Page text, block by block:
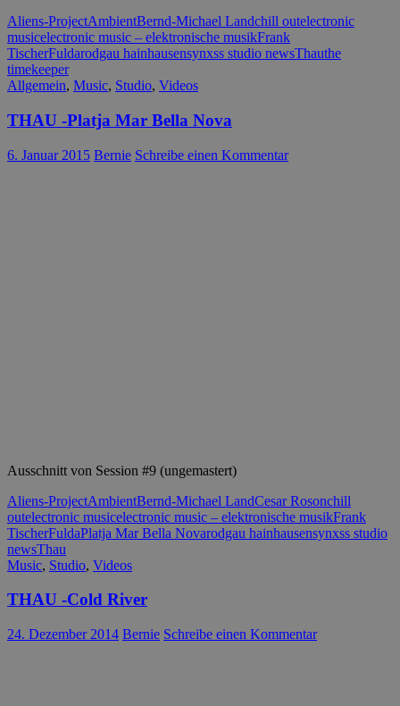
Aliens-ProjectAmbientBernd-Michael Landchill outelectronic
musicelectronic music – elektronische musikFrank
TischerFuldarodgau hainhausensynxss studio newsThauthe
timekeeper
Allgemein, Music, Studio, Videos
THAU -Platja Mar Bella Nova
6. Januar 2015 Bernie Schreibe einen Kommentar
Ausschnitt von Session #9 (ungemastert)
Aliens-ProjectAmbientBernd-Michael LandCesar Rosonchill
outelectronic musicelectronic music – elektronische musikFrank
TischerFuldaPlatja Mar Bella Novarodgau hainhausensynxss studio
newsThau
Music, Studio, Videos
THAU -Cold River
24. Dezember 2014 Bernie Schreibe einen Kommentar